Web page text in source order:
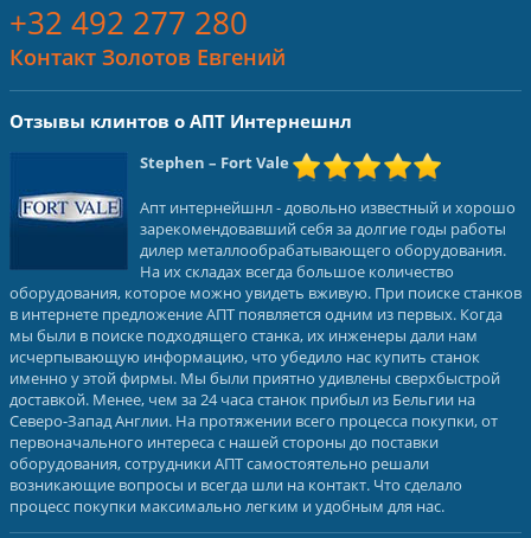
+32 492 277 280
Контакт Золотов Евгений
Отзывы клинтов о АПТ Интернешнл
Stephen – Fort Vale
Апт интернейшнл - довольно известный и хорошо
зарекомендовавший себя за долгие годы работы
дилер металлообрабатывающего оборудования.
На их складах всегда большое количество
оборудования, которое можно увидеть вживую. При поиске станков
в интернете предложение АПТ появляется одним из первых. Когда
мы были в поиске подходящего станка, их инженеры дали нам
исчерпывающую информацию, что убедило нас купить станок
именно у этой фирмы. Мы были приятно удивлены сверхбыстрой
доставкой. Менее, чем за 24 часа станок прибыл из Бельгии на
Северо-Запад Англии. На протяжении всего процесса покупки, от
первоначального интереса с нашей стороны до поставки
оборудования, сотрудники АПТ самостоятельно решали
возникающие вопросы и всегда шли на контакт. Что сделало
процесс покупки максимально легким и удобным для нас.